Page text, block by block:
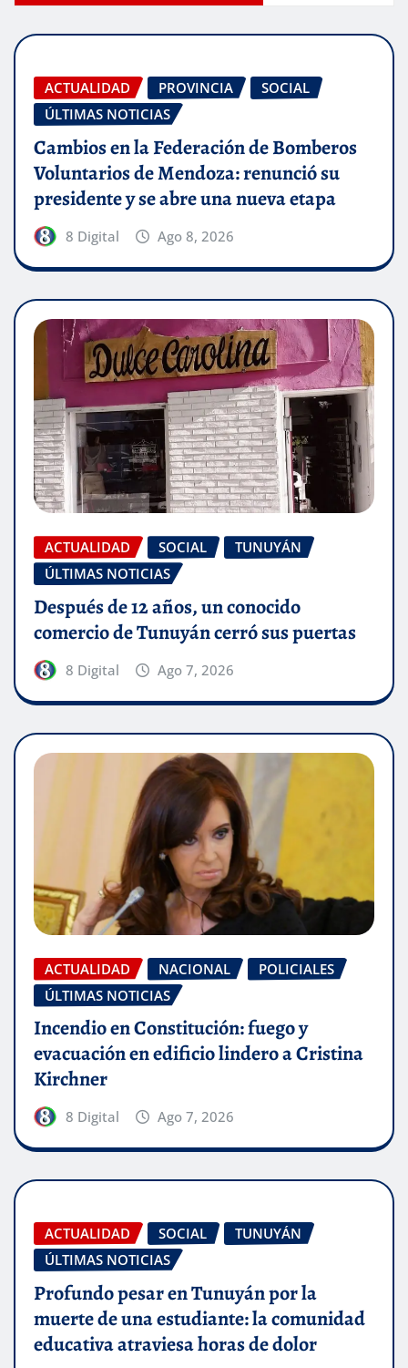
ACTUALIDAD PROVINCIA
SOCIAL
ÚLTIMAS NOTICIAS
Cambios en la Federación de Bomberos
Voluntarios de Mendoza: renunció su
presidente y se abre una nueva etapa
8 Digital Ago 8, 2026
ACTUALIDAD SOCIAL
TUNUYÁN
ÚLTIMAS NOTICIAS
Después de 12 años, un conocido
comercio de Tunuyán cerró sus puertas
8 Digital Ago 7, 2026
ACTUALIDAD NACIONAL
POLICIALES
ÚLTIMAS NOTICIAS
Incendio en Constitución: fuego y
evacuación en edificio lindero a Cristina
Kirchner
8 Digital Ago 7, 2026
ACTUALIDAD SOCIAL
TUNUYÁN
ÚLTIMAS NOTICIAS
Profundo pesar en Tunuyán por la
muerte de una estudiante: la comunidad
educativa atraviesa horas de dolor